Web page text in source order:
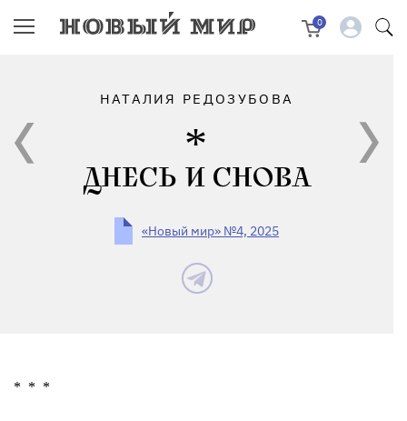
0
НАТАЛИЯ РЕДОЗУБОВА
ДНЕСЬ И СНОВА
«Новый мир» №4, 2025
* * *